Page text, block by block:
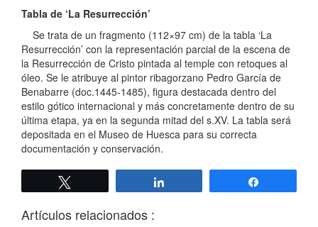
Tabla de ‘La Resurrección’
Se trata de un fragmento (112×97 cm) de la tabla ‘La
Resurrección’ con la representación parcial de la escena de
la Resurrección de Cristo pintada al temple con retoques al
óleo. Se le atribuye al pintor ribagorzano Pedro García de
Benabarre (doc.1445-1485), figura destacada dentro del
estilo gótico internacional y más concretamente dentro de su
última etapa, ya en la segunda mitad del s.XV. La tabla será
depositada en el Museo de Huesca para su correcta
documentación y conservación.
Artículos relacionados :